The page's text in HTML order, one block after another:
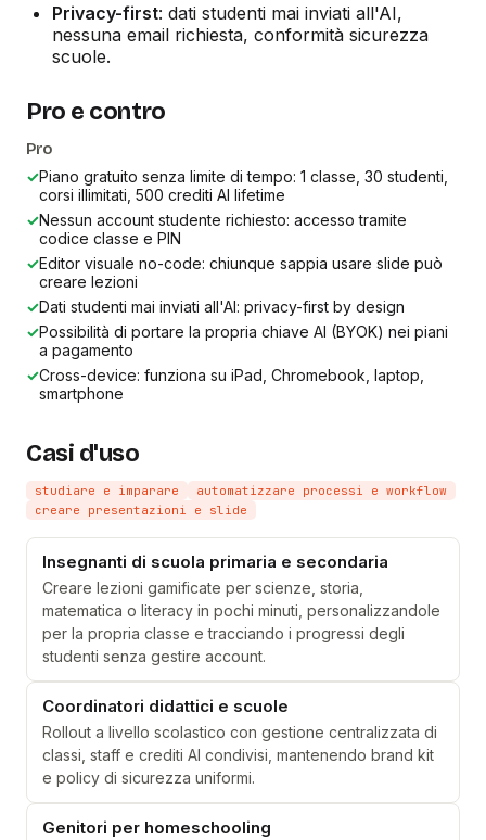
Privacy-first: dati studenti mai inviati all'AI,
nessuna email richiesta, conformità sicurezza
scuole.
Pro e contro
Pro
✓Piano gratuito senza limite di tempo: 1 classe, 30 studenti,
corsi illimitati, 500 crediti AI lifetime
✓Nessun account studente richiesto: accesso tramite
codice classe e PIN
✓Editor visuale no-code: chiunque sappia usare slide può
creare lezioni
✓Dati studenti mai inviati all'AI: privacy-first by design
✓Possibilità di portare la propria chiave AI (BYOK) nei piani
a pagamento
✓Cross-device: funziona su iPad, Chromebook, laptop,
smartphone
Casi d'uso
studiare e imparare
automatizzare processi e workflow
creare presentazioni e slide
Insegnanti di scuola primaria e secondaria
Creare lezioni gamificate per scienze, storia,
matematica o literacy in pochi minuti, personalizzandole
per la propria classe e tracciando i progressi degli
studenti senza gestire account.
Coordinatori didattici e scuole
Rollout a livello scolastico con gestione centralizzata di
classi, staff e crediti AI condivisi, mantenendo brand kit
e policy di sicurezza uniformi.
Genitori per homeschooling